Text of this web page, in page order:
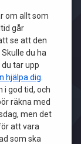
om allt som
går
se att den
du ha
tar upp
hjälpa dig
i god tid, och
räkna med
men det
att vara
som ska